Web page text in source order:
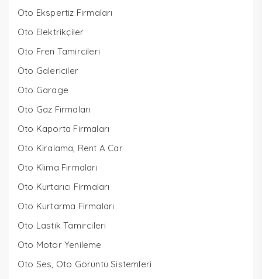
Oto Ekspertiz Firmaları
Oto Elektrikçiler
Oto Fren Tamircileri
Oto Galericiler
Oto Garage
Oto Gaz Firmaları
Oto Kaporta Firmaları
Oto Kiralama, Rent A Car
Oto Klima Firmaları
Oto Kurtarıcı Firmaları
Oto Kurtarma Firmaları
Oto Lastik Tamircileri
Oto Motor Yenileme
Oto Ses, Oto Görüntü Sistemleri